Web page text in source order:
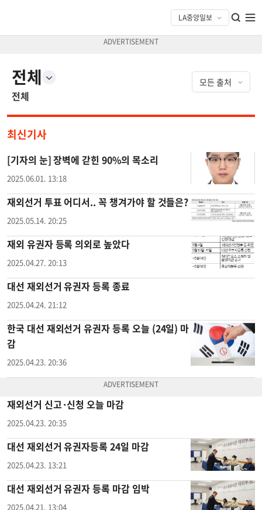
전체
전체
최신기사
[기자의 눈] 장벽에 갇힌 90%의 목소리
2025.06.01. 13:18
재외선거 투표 어디서.. 꼭 챙겨가야 할 것들은?
2025.05.14. 20:25
재외 유권자 등록 의외로 높았다
2025.04.27. 20:13
대선 재외선거 유권자 등록 종료
2025.04.24. 21:12
한국 대선 재외선거 유권자 등록 오늘 (24일) 마
감
2025.04.23. 20:36
재외선거 신고·신청 오늘 마감
2025.04.23. 20:35
대선 재외선거 유권자등록 24일 마감
2025.04.23. 13:21
대선 재외선거 유권자 등록 마감 임박
2025.04.21. 13:04